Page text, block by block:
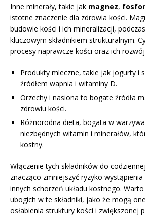
Inne minerały, takie jak magnez, fosfor
istotne znaczenie dla zdrowia kości.
budowie kości i ich mineralizacji,
kluczowym składnikiem strukturalnym.
procesy naprawcze kości oraz ich
Produkty mleczne, takie jak jogurty i
źródłem wapnia i witaminy D.
Orzechy i nasiona to bogate źródła
zdrowiu kości.
Różnorodna dieta, bogata w
niezbędnych witamin i minerałów,
kostny.
Włączenie tych składników do
znacząco zmniejszyć ryzyko wystąpienia
innych schorzeń układu kostnego.
ubogich w te składniki, jako że mogą
osłabienia struktury kości i zwiększonej